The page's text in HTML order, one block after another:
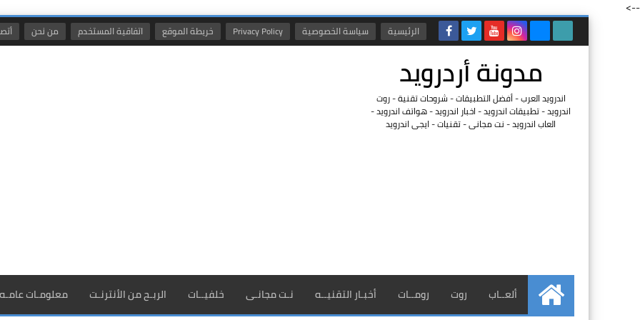
-->
الرئيسية سياسة الخصوصية Privacy Policy خريطة الموقع اتفاقية المستخدم من نحن
مدونة أردرويد
اندرويد العرب - أفضل التطبيقات - شروحات تقنية - روت
اندرويد - تطبيقات اندرويد - اخبار اندرويد - هواتف اندرويد -
العاب اندرويد - نت مجانى - تقنيات - ايجى اندرويد
الرئيسية
ألعــاب روت رومــات أخبـار التقنيــه نـت مجانـى خلفيــات الربـح من الأنترنـت معلومـات عامـه